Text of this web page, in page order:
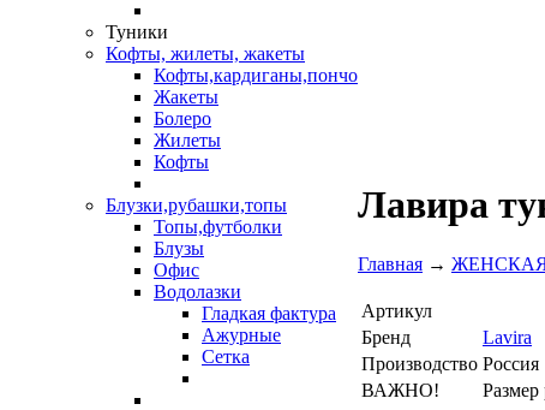
Туники
Кофты, жилеты, жакеты
Кофты,кардиганы,пончо
Жакеты
Болеро
Жилеты
Кофты
Блузки,рубашки,топы
Топы,футболки
Блузы
Офис
Водолазки
Гладкая фактура
Ажурные
Сетка
Лавира
Главная →
Артикул
Бренд
Lavira
Производство Россия
ВАЖНО!
Размер